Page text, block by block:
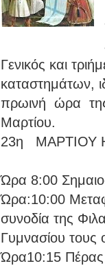
Γενικός και
καταστημάτων,
πρωινή ώρα
Μαρτίου.
23η
ΜΑΡΤΙΟΥ
Ώρα 8:00
Ώρα:10:00
συνοδία της
Γυμνασίου τους
Ώρα10:15